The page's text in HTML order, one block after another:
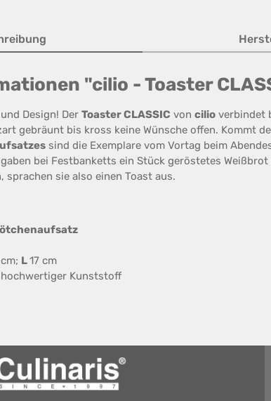
"cilio - Toaster
Design! Der Toaster CLASSIC von cilio verbindet
gebräunt bis kross keine Wünsche offen. Kommt
sind die Exemplare vom Vortag beim
bei Festbanketts ein Stück geröstetes
sprachen sie also einen Toast aus.
L17 cm
Kunststoff